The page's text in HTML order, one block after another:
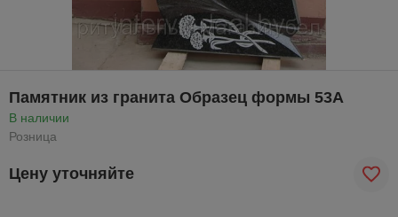
Памятник из гранита Образец формы 53А
В наличии
Розница
Цену уточняйте